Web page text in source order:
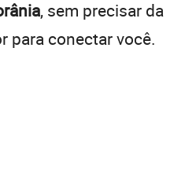
, sem precisar da
para conectar você.